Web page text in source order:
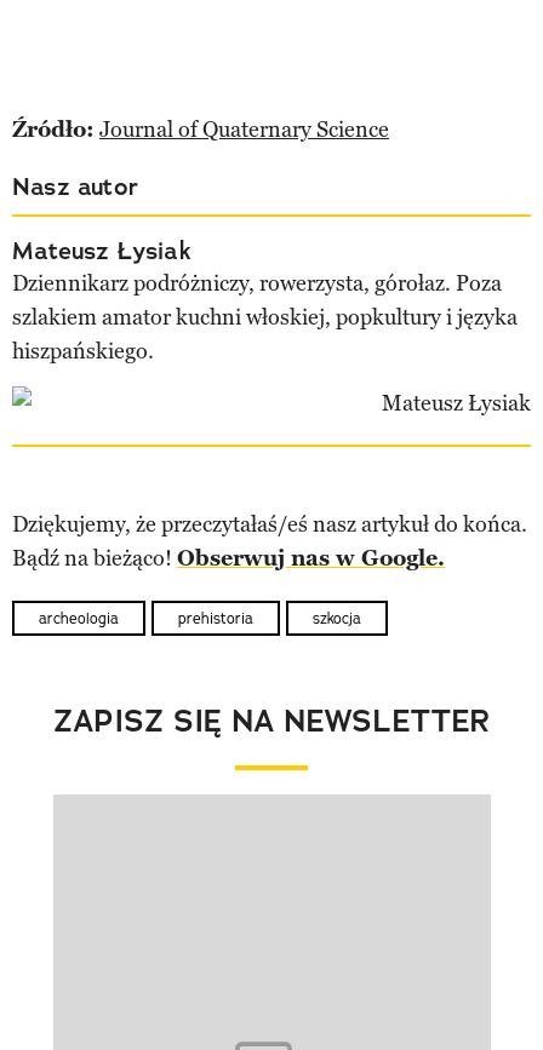
Źródło: Journal of Quaternary Science
Nasz autor
Mateusz Łysiak
Dziennikarz podróżniczy, rowerzysta, górołaz. Poza
szlakiem amator kuchni włoskiej, popkultury i języka
hiszpańskiego.
Dziękujemy, że przeczytałaś/eś nasz artykuł do końca.
Bądź na bieżąco! Obserwuj nas w Google.
archeologia prehistoria szkocja
ZAPISZ SIĘ NA NEWSLETTER